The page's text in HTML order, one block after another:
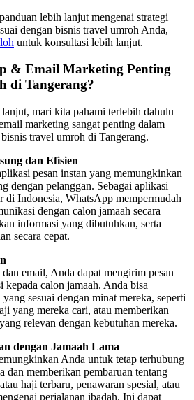
lebih lanjut mengenai strategi
dengan bisnis travel umroh Anda,
untuk konsultasi lebih lanjut.
& Email Marketing Penting
di Tangerang?
mari kita pahami terlebih dahulu
marketing sangat penting dalam
travel umroh di Tangerang.
dan Efisien
pesan instan yang memungkinkan
dengan pelanggan. Sebagai aplikasi
di Indonesia, WhatsApp mempermudah
dengan calon jamaah secara
informasi yang dibutuhkan, serta
secara cepat.
email, Anda dapat mengirim pesan
kepada calon jamaah. Anda bisa
sesuai dengan minat mereka, seperti
yang mereka cari, atau memberikan
relevan dengan kebutuhan mereka.
dengan Jamaah Lama
Anda untuk tetap terhubung
dan memberikan pembaruan tentang
haji terbaru, penawaran spesial, atau
perjalanan ibadah. Ini dapat